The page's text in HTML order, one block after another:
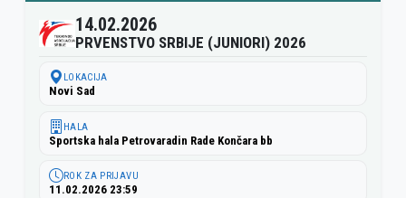
14.02.2026
PRVENSTVO SRBIJE (JUNIORI) 2026
LOKACIJA
Novi Sad
HALA
Sportska hala Petrovaradin Rade Končara bb
ROK ZA PRIJAVU
11.02.2026 23:59